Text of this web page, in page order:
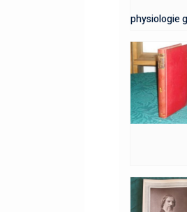
physiologie